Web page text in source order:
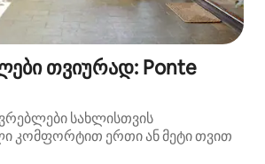
თვიურად: Ponte
სახლისთვის
კომფორტით ერთი ან მეტი თვით